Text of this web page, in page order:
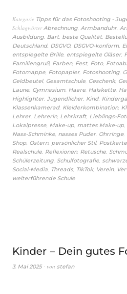
Kategorie Tipps für das Fotoshooting -
Schlagwörter Abrechnung Armbanduhr,
Ausbildung Bart beste Qualität
Deutschland, DSGVO, DSGVO-konform
entspiegelte Brille entspiegelte Gläser,
Familiengruß, Farben, Fest Foto,
Fotomappe Fotopapier, Fotoshooting
Geldbeutel, Gesamtschule Geschenk,
Laune Gymnasium Haare Halskette
Highlighter, Jugendlicher, Kind,
Klassenkamerad, Kleiderkombination,
Lehrer, Lehrerin, Lehrkraft Lieblings-
Lokalpresse Make-up mattes Make-up
Nass-Schminke nasses Puder, Ohrringe
Shop Ostern, persönlicher Stil, Postkarte
Realschule Reflexionen, Retusche
Schülerzeitung Schulfotografie
Social-Media Threads TikTok, Verein,
weiterführende Schule
Kinder – Dein gutes
3. Mai 2025 von stefan